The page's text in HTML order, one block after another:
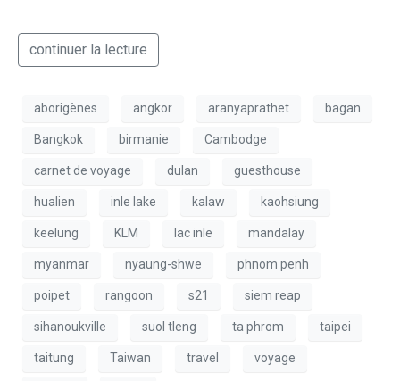
continuer la lecture
aborigènes angkor aranyaprathet bagan
Bangkok birmanie Cambodge
carnet de voyage dulan guesthouse
hualien inle lake kalaw kaohsiung
keelung KLM lac inle mandalay
myanmar nyaung-shwe phnom penh
poipet rangoon s21 siem reap
sihanoukville suol tleng ta phrom taipei
taitung Taiwan travel voyage